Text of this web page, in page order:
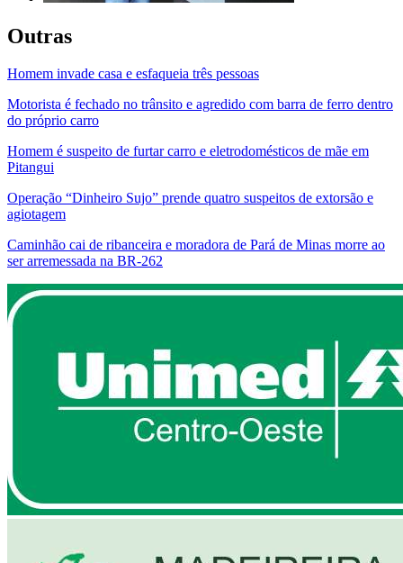
Outras
Homem invade casa e esfaqueia três pessoas
Motorista é fechado no trânsito e agredido com barra de ferro dentro
do próprio carro
Homem é suspeito de furtar carro e eletrodomésticos de mãe em
Pitangui
Operação “Dinheiro Sujo” prende quatro suspeitos de extorsão e
agiotagem
Caminhão cai de ribanceira e moradora de Pará de Minas morre ao
ser arremessada na BR-262